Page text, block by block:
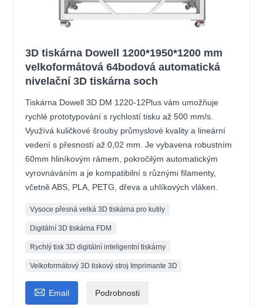
3D tiskárna Dowell 1200*1950*1200 mm
velkoformátová 64bodová automatická
nivelační 3D tiskárna soch
Tiskárna Dowell 3D DM 1220-12Plus vám umožňuje
rychlé prototypování s rychlostí tisku až 500 mm/s.
Využívá kuličkové šrouby průmyslové kvality a lineární
vedení s přesností až 0,02 mm. Je vybavena robustním
60mm hliníkovým rámem, pokročilým automatickým
vyrovnáváním a je kompatibilní s různými filamenty,
včetně ABS, PLA, PETG, dřeva a uhlíkových vláken.
Vysoce přesná velká 3D tiskárna pro kutily
Digitální 3D tiskárna FDM
Rychlý tisk 3D digitální inteligentní tiskárny
Velkoformátový 3D tiskový stroj Imprimante 3D
 Email Podrobnosti